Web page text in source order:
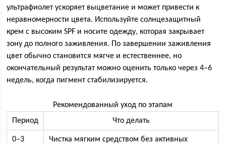
ультрафиолет ускоряет выцветание и может привести к
неравномерности цвета. Используйте солнцезащитный
крем с высоким SPF и носите одежду, которая закрывает
зону до полного заживления. По завершении заживления
цвет обычно становится мягче и естественнее, но
окончательный результат можно оценить только через 4–6
недель, когда пигмент стабилизируется.
Рекомендованный уход по этапам
Период
Что делать
0–3
Чистка мягким средством без активных